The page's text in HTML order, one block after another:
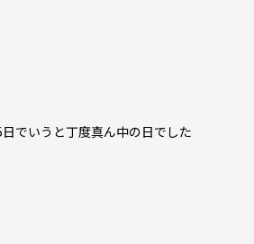
でいうと丁度真ん中の日でした